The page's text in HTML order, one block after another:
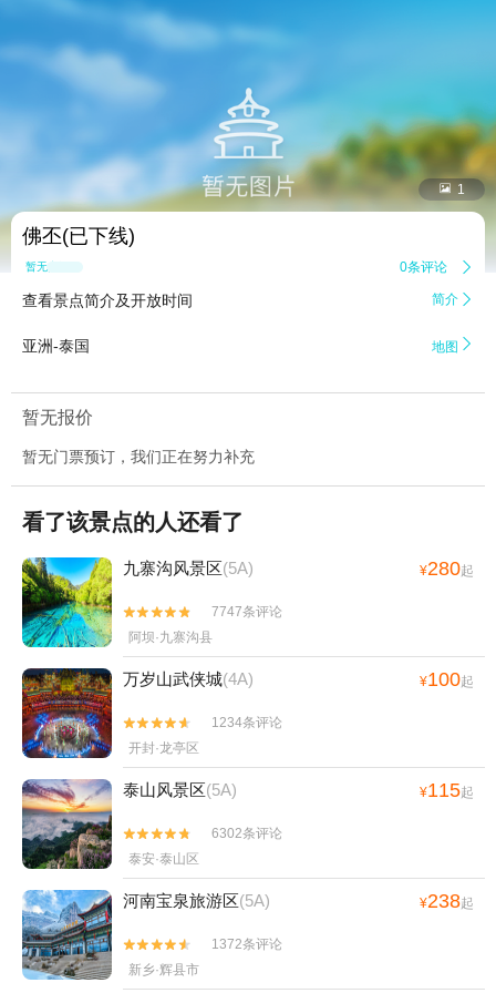
 1
佛丕(已下线)
暂无点评 0条评论 
查看景点简介及开放时间 简介 
亚洲-泰国 地图 
暂无报价
暂无门票预订，我们正在努力补充
看了该景点的人还看了
九寨沟风景区(5A) ¥280起


7747条评论
阿坝·九寨沟县
万岁山武侠城(4A) ¥100起


1234条评论
开封·龙亭区
泰山风景区(5A) ¥115起


6302条评论
泰安·泰山区
河南宝泉旅游区(5A) ¥238起


1372条评论
新乡·辉县市